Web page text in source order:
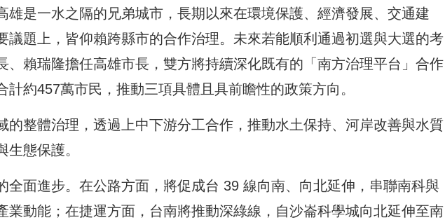
雄是一水之隔的兄弟城市，長期以來在環境保護、經濟發展、交通建
議題上，皆仰賴跨縣市的合作治理。未來若能順利通過初選與大選的考
、賴瑞隆擔任高雄市長，雙方將持續深化既有的「南方治理平台」合作
計約457萬市民，推動三項具體且具前瞻性的政策方向。
的整體治理，透過上中下游分工合作，推動水土保持、河岸改善與水質
態保護。
全面進步。在公路方面，將促成台 39 線向南、向北延伸，串聯南科與
業動能；在捷運方面，台南將推動深綠線，自沙崙科學城向北延伸至南